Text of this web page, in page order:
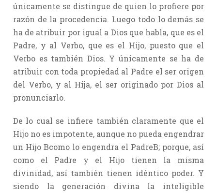
únicamente se distingue de quien lo profiere por
razón de la procedencia. Luego todo lo demás se
ha de atribuir por igual a Dios que habla, que es el
Padre, y al Verbo, que es el Hijo, puesto que el
Verbo es también Dios. Y únicamente se ha de
atribuir con toda propiedad al Padre el ser origen
del Verbo, y al Hija, el ser originado por Dios al
pronunciarlo.
De lo cual se infiere también claramente que el
Hijo no es impotente, aunque no pueda engendrar
un Hijo Bcomo lo engendra el PadreB; porque, así
como el Padre y el Hijo tienen la misma
divinidad, así también tienen idéntico poder. Y
siendo la generación divina la inteligible